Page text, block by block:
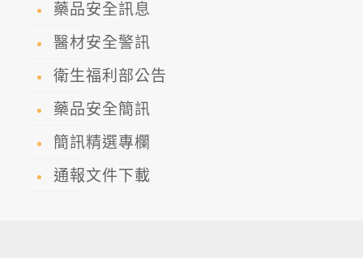
藥品安全訊息
醫材安全警訊
衛生福利部公告
藥品安全簡訊
簡訊精選專欄
通報文件下載